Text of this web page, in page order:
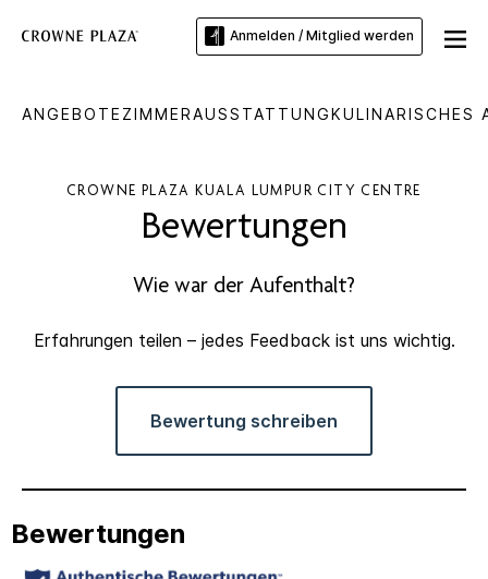
Anmelden / Mitglied werden
ANGEBOTE ZIMMERAUSSTATTUNGKULINARISCHES
CROWNE PLAZA KUALA LUMPUR CITY CENTRE
Bewertungen
Wie war der Aufenthalt?
Erfahrungen teilen – jedes Feedback ist uns wichtig.
Bewertung schreiben